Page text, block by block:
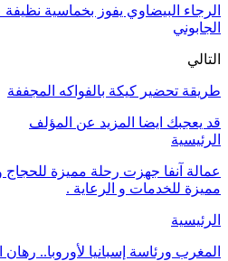
الرجاء البيضاوي يفوز بخماسية
الجابوني
التالي
طريقة تحضير كيكة بالفواكه المجففة
قد يعجبك ايضا المزيد عن المؤلف
الرئيسية
عمالة آنفا جهزت رحلة مميزة للحجاج
مميزة للخدمات و الرعاية .
الرئيسية
المغرب ورئاسة إسبانيا لأوروبا..